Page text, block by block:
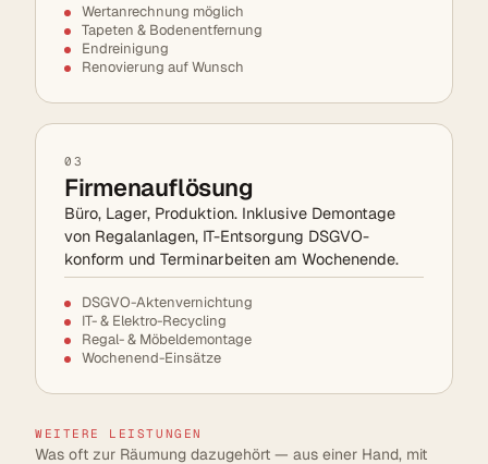
Wertanrechnung möglich
Tapeten & Bodenentfernung
Endreinigung
Renovierung auf Wunsch
03
Firmenauflösung
Büro, Lager, Produktion. Inklusive Demontage
von Regalanlagen, IT-Entsorgung DSGVO-
konform und Terminarbeiten am Wochenende.
DSGVO-Aktenvernichtung
IT- & Elektro-Recycling
Regal- & Möbeldemontage
Wochenend-Einsätze
WEITERE LEISTUNGEN
Was oft zur Räumung dazugehört — aus einer Hand, mit